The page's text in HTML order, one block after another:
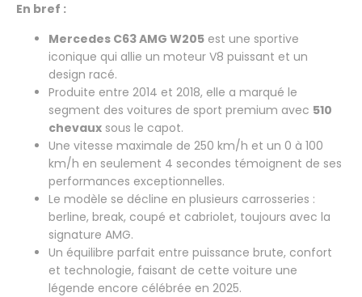
En bref :
Mercedes C63 AMG W205 est une sportive
iconique qui allie un moteur V8 puissant et un
design racé.
Produite entre 2014 et 2018, elle a marqué le
segment des voitures de sport premium avec 510
chevaux sous le capot.
Une vitesse maximale de 250 km/h et un 0 à 100
km/h en seulement 4 secondes témoignent de ses
performances exceptionnelles.
Le modèle se décline en plusieurs carrosseries :
berline, break, coupé et cabriolet, toujours avec la
signature AMG.
Un équilibre parfait entre puissance brute, confort
et technologie, faisant de cette voiture une
légende encore célébrée en 2025.